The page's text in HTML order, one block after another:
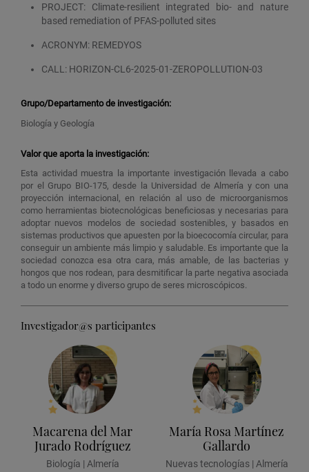
PROJECT: Climate-resilient integrated bio- and nature
based remediation of PFAS-polluted sites
ACRONYM: REMEDYOS
CALL: HORIZON-CL6-2025-01-ZEROPOLLUTION-03
Grupo/Departamento de investigación:
Biología y Geología
Valor que aporta la investigación:
Esta actividad muestra la importante investigación llevada a cabo
por el Grupo BIO-175, desde la Universidad de Almería y con una
proyección internacional, en relación al uso de microorganismos
como herramientas biotecnológicas beneficiosas y necesarias para
adoptar nuevos modelos de sociedad sostenibles, y basados en
sistemas productivos que apuesten por la bioecocomía circular, para
conseguir un ambiente más limpio y saludable. Es importante que la
sociedad conozca esa otra cara, más amable, de las bacterias y
hongos que nos rodean, para desmitificar la parte negativa asociada
a todo un enorme y diverso grupo de seres microscópicos.
Investigador@s participantes
Macarena del Mar
Jurado Rodríguez
Biología | Almería
María Rosa Martínez
Gallardo
Nuevas tecnologías | Almería